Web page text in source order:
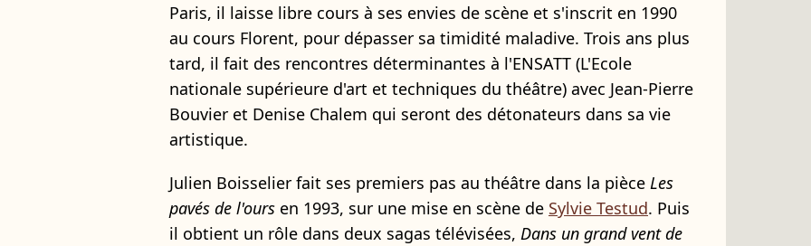
Paris, il laisse libre cours à ses envies de scène et s'inscrit en 1990
au cours Florent, pour dépasser sa timidité maladive. Trois ans plus
tard, il fait des rencontres déterminantes à l'ENSATT (L'Ecole
nationale supérieure d'art et techniques du théâtre) avec Jean-Pierre
Bouvier et Denise Chalem qui seront des détonateurs dans sa vie
artistique.
Julien Boisselier fait ses premiers pas au théâtre dans la pièce Les
pavés de l'ours en 1993, sur une mise en scène de Sylvie Testud. Puis
il obtient un rôle dans deux sagas télévisées, Dans un grand vent de